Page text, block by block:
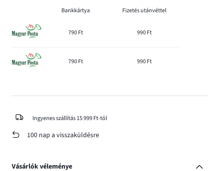
Bankkártya Fizetés utánvéttel
790 Ft 990 Ft
790 Ft 990 Ft
Ingyenes szállítás 15 999 Ft-tól
100 nap a visszaküldésre
Vásárlók véleménye